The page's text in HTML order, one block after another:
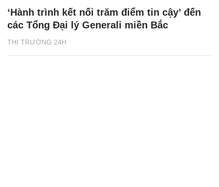
THỊ TRƯỜNG 24H
‘Hành trình kết nối trăm điểm tin cậy’ đến
các Tổng Đại lý Generali miền Bắc